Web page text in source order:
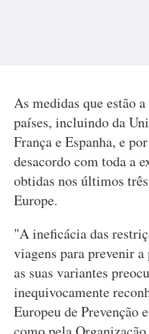
As medidas que estão
países, incluindo da
França e Espanha, e
desacordo com toda a
obtidas nos últimos
Europe.
"A ineficácia das
viagens para prevenir
as suas variantes
inequivocamente
Europeu de Prevenção